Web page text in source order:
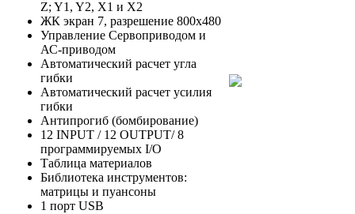
Z; Y1, Y2, X1 и X2
ЖК экран 7, разрешение 800х480
Управление Сервоприводом и
АС-приводом
Автоматический расчет угла
гибки
Автоматический расчет усилия
гибки
Антипрогиб (бомбирование)
12 INPUT / 12 OUTPUT/ 8
программируемых I/O
Таблица материалов
Библиотека инструментов:
матрицы и пуансоны
1 порт USB